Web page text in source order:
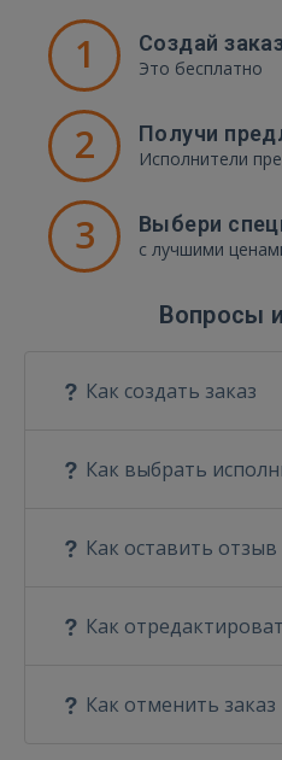
1 Создай
Это бесплатно
2 Получи
Исполнители
3 Выбери
с лучшими
Вопросы
Как создать заказ
Как выбрать
Как оставить отзыв
Как
Как отменить заказ